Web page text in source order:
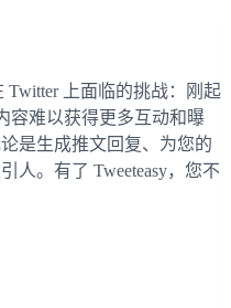
Twitter 上面临的挑战：刚起
容难以获得更多互动和曝
是生成推文回复、为您的
人。有了 Tweeteasy，您不